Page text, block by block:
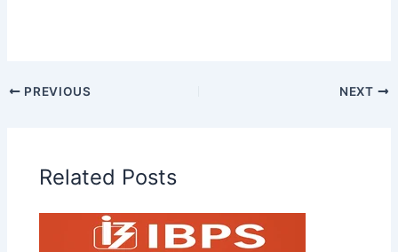
PREVIOUS NEXT
Related Posts